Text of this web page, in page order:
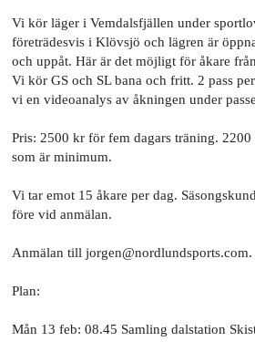
Vi kör läger i Vemdalsfjällen under
företrädesvis i Klövsjö och lägren är
och uppåt. Här är det möjligt för åkare
Vi kör GS och SL bana och fritt. 2 pass
vi en videoanalys av åkningen under
Pris: 2500 kr för fem dagars träning.
som är minimum.
Vi tar emot 15 åkare per dag.
före vid anmälan.
Anmälan till jorgen@nordlundsports.com.
Plan:
Mån 13 feb: 08.45 Samling dalstation